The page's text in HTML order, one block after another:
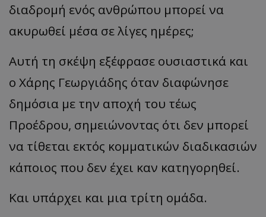
διαδρομή ενός ανθρώπου μπορεί να
ακυρωθεί μέσα σε λίγες ημέρες;
Αυτή τη σκέψη εξέφρασε ουσιαστικά και
ο Χάρης Γεωργιάδης όταν διαφώνησε
δημόσια με την αποχή του τέως
Προέδρου, σημειώνοντας ότι δεν μπορεί
να τίθεται εκτός κομματικών διαδικασιών
κάποιος που δεν έχει καν κατηγορηθεί.
Και υπάρχει και μια τρίτη ομάδα.